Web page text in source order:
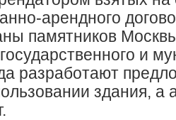
арендного
памятников
и
разработают
здания, а